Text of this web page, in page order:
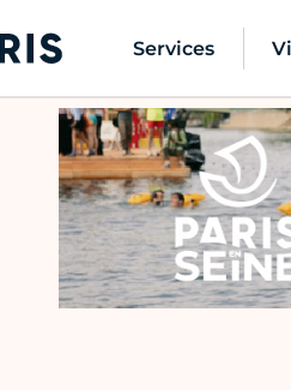
Services